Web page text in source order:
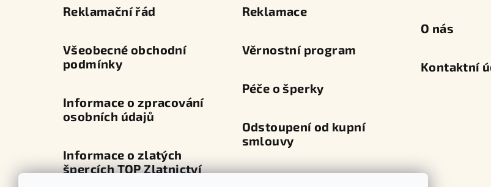
Reklamační řád
Všeobecné obchodní
podmínky
Informace o zpracování
osobních údajů
Informace o zlatých
špercích TOP Zlatnictví
Reklamace
Věrnostní program
Péče o šperky
Odstoupení od kupní
smlouvy
O nás
Kontaktní